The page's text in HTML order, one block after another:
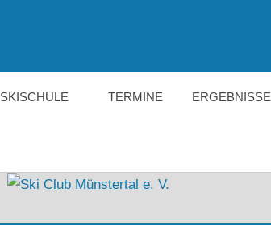
SKISCHULE TERMINE ERGEBNISSE